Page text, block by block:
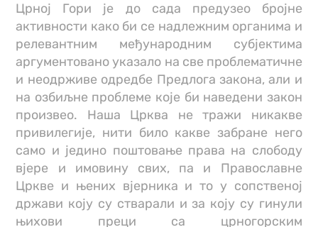
Црној Гори је до сада предузео бројне
активности како би се надлежним органима и
релевантним међународним субјектима
аргументовано указало на све проблематичне
и неодрживе одредбе Предлога закона, али и
на озбиљне проблеме које би наведени закон
произвео. Наша Црква не тражи никакве
привилегије, нити било какве забране него
само и једино поштовање права на слободу
вјере и имовину свих, па и Православне
Цркве и њених вјерника и то у сопственој
држави коју су стварали и за коју су гинули
њихови преци са црногорским